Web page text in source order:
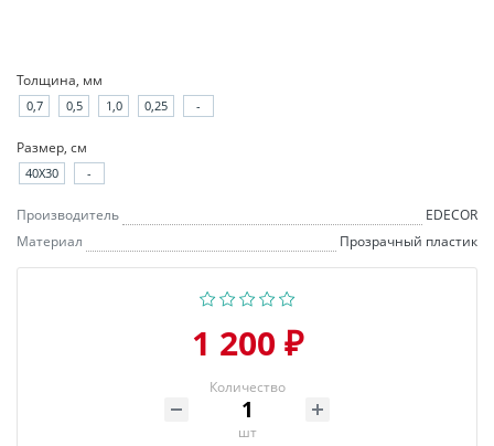
Толщина, мм
0,7 0,5 1,0 0,25 -
Размер, см
40X30 -
Производитель
EDECOR
Материал
Прозрачный пластик
1 200 ₽
Количество
шт